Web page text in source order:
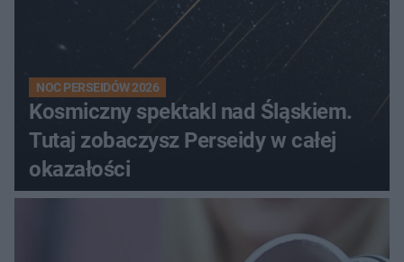
NOC PERSEIDÓW 2026
Kosmiczny spektakl nad Śląskiem.
Tutaj zobaczysz Perseidy w całej
okazałości